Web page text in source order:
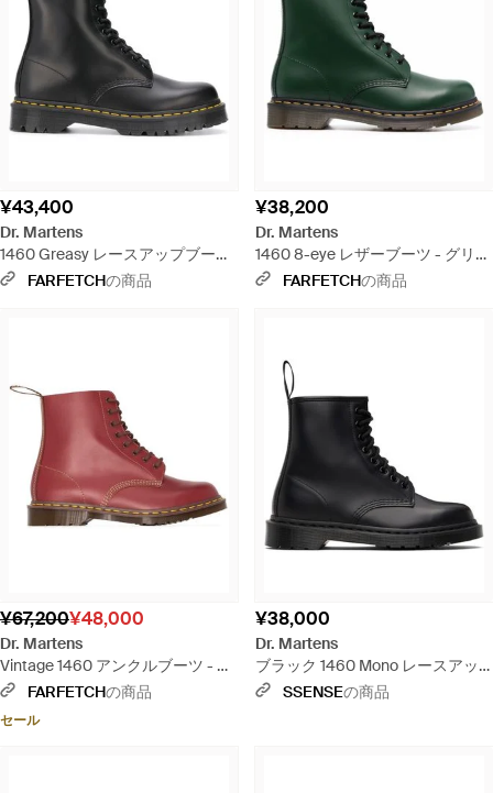
¥43,400
Dr. Martens
1460 Greasy レースアップブーツ
- ブラック
FARFETCHの商品
¥38,200
Dr. Martens
1460 8-eye レザーブーツ - グリー
ン
FARFETCHの商品
¥67,200¥48,000
Dr. Martens
Vintage 1460 アンクルブーツ - レ
ッドFARFETCHの商品
セール
¥38,000
Dr. Martens
ブラック 1460 Mono レースアッ
プブーツ
SSENSEの商品